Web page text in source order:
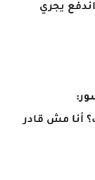
يجري
أنا مش قادر